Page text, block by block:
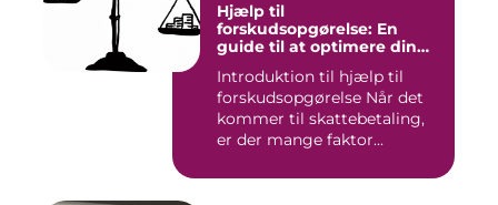
Hjælp til
forskudsopgørelse: En
guide til at optimere din
Introduktion til hjælp til
forskudsopgørelse Når det
kommer til skattebetaling,
er der mange faktor...